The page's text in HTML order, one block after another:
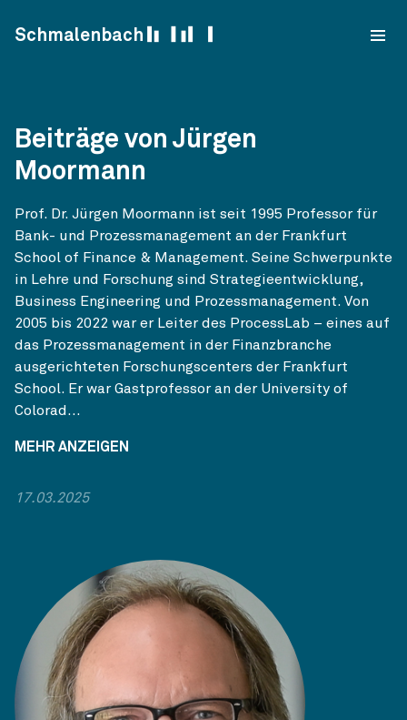
Schmalenbach
Beiträge von Jürgen
Moormann
Prof. Dr. Jürgen Moormann ist seit 1995 Professor für
Bank- und Prozessmanagement an der Frankfurt
School of Finance & Management. Seine Schwerpunkte
in Lehre und Forschung sind Strategieentwicklung,
Business Engineering und Prozessmanagement. Von
2005 bis 2022 war er Leiter des ProcessLab – eines auf
das Prozessmanagement in der Finanzbranche
ausgerichteten Forschungscenters der Frankfurt
School. Er war Gastprofessor an der University of
Colorad...
MEHR ANZEIGEN
17.03.2025